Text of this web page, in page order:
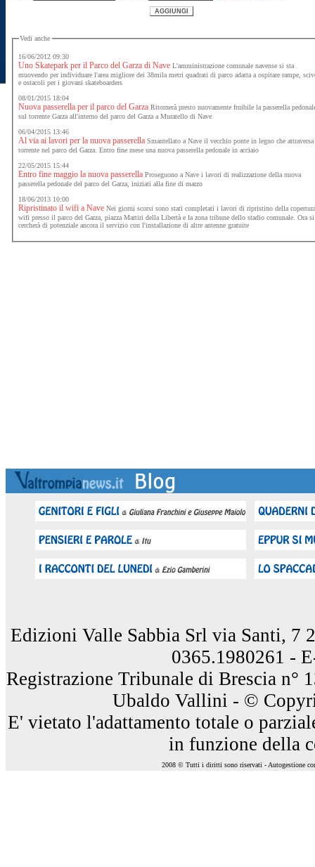
Vedi anche
16/06/2012 09:30
Uno Skatepark per il Parco del Garza di Nave L'amministrazione comunale navense si sta
muovendo per individuare l'area migliore dei 38mila metri quadrati di parco adatta a ospitare rampe, scivoli
e ostacoli per i giovani skateboarders
08/01/2015 18:04
Nuova passerella per il parco del Garza Ritornerà presto nuovamente fruibile la passerella
sul torrente Garza all'interno del parco del Garza a Muratello di Nave
06/04/2015 13:46
Al via ai lavori per la nuova passerella Smantellato a Nave il vecchio ponte in legno che
torrente nel parco del Garza. Entro fine mese una nuova passerella pedonale in acciaio
22/05/2015 15:44
Entro fine maggio la nuova passerella Proseguono a Nave i lavori di realizzazione della nuova
passerella pedonale del parco del Garza, iniziati alla fine di marzo
18/06/2013 10:00
Ripristinato il wifi a Nave Nei giorni scorsi sono stati completati i lavori di ripristino della
wifi presso il parco del Garza, piazza Martiri della Libertà e la zona tribune dello stadio comunale. Ora si
cercherà di potenziale ancora il servizio con l'installazione di altre antenne gratuite
Edizioni Valle Sabbia Srl via Santi, 7
0365.1980261 -
Registrazione Tribunale di Brescia n°
Ubaldo Vallini - ©
E' vietato l'adattamento totale o
in funzione della
2008 © Tutti i diritti sono riservati - Autogestione